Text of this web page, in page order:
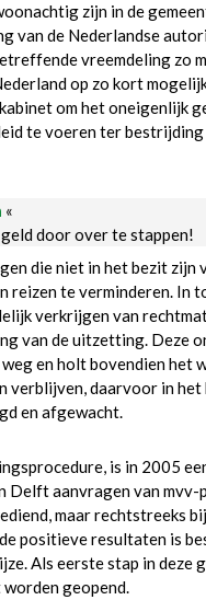
zijn in de
van de Nederlandse
vreemdeling zo
op zo kort
om het oneigenlijk
te voeren ter
«
door over te stappen!
die niet in het bezit zijn
te verminderen. In
verkrijgen van
van de uitzetting. Deze
en holt bovendien het
verblijven, daarvoor in
en afgewacht.
is in 2005
Delft aanvragen van
maar rechtstreeks
positieve resultaten is
Als eerste stap in deze
geopend.